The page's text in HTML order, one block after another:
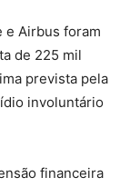
e Airbus foram
de 225 mil
prevista pela
involuntário
financeira